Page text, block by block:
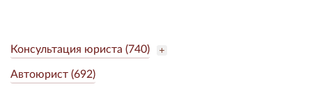
Консультация юриста (740)
Автоюрист (692)